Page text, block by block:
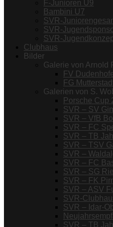
F-Junioren U9
Bambini U7
SVR-
SVR-
SVR-
Clubhaus
Bilder
Galerie von Arnold
FV
FG
Galerien von S.
Porsche Cup
SVR – SV
SVR – VfB
SVR – FC
SVR – TB
SVR – TSV
SVR –
SVR – FC
SVR – SG
SVR – FK
SVR – ASV
SVR-
SVR – Idar-
SVR – TB